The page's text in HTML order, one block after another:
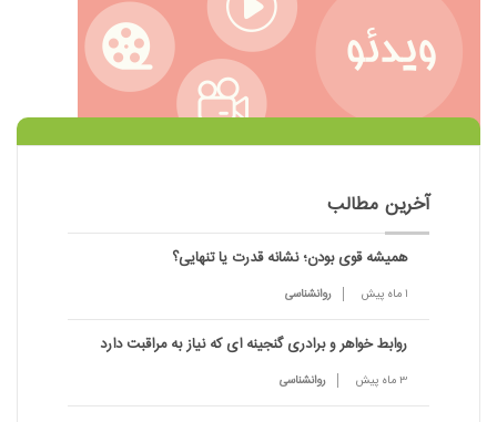
آخرین مطالب
همیشه قوی بودن؛ نشانه قدرت یا تنهایی؟
1 ماه پیش روانشناسی
روابط خواهر و برادری گنجینه ای که نیاز به مراقبت دارد
3 ماه پیش روانشناسی